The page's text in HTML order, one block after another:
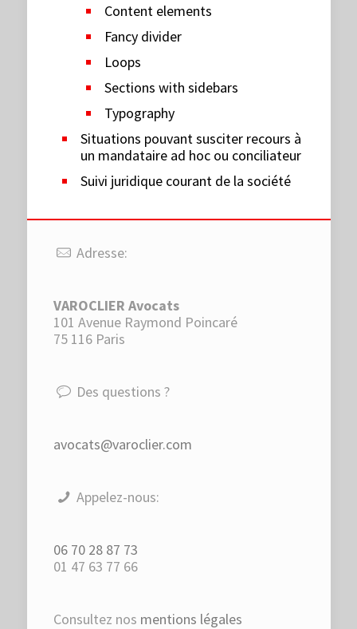
Content elements
Fancy divider
Loops
Sections with sidebars
Typography
Situations pouvant susciter recours à
un mandataire ad hoc ou conciliateur
Suivi juridique courant de la société
Adresse:
VAROCLIER Avocats
101 Avenue Raymond Poincaré
75 116 Paris
Des questions ?
avocats@varoclier.com
Appelez-nous:
06 70 28 87 73
01 47 63 77 66
Consultez nos mentions légales